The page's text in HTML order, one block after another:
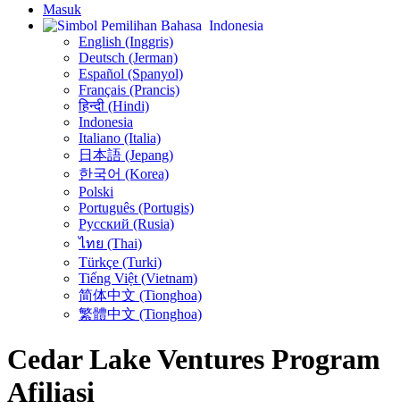
Masuk
Indonesia
English (Inggris)
Deutsch (Jerman)
Español (Spanyol)
Français (Prancis)
हिन्दी (Hindi)
Indonesia
Italiano (Italia)
日本語 (Jepang)
한국어 (Korea)
Polski
Português (Portugis)
Русский (Rusia)
ไทย (Thai)
Türkçe (Turki)
Tiếng Việt (Vietnam)
简体中文 (Tionghoa)
繁體中文 (Tionghoa)
Cedar Lake Ventures Program
Afiliasi